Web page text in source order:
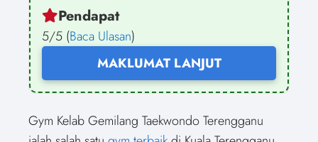
Pendapat
5/5 (Baca Ulasan)
MAKLUMAT LANJUT
Gym Kelab Gemilang Taekwondo Terengganu